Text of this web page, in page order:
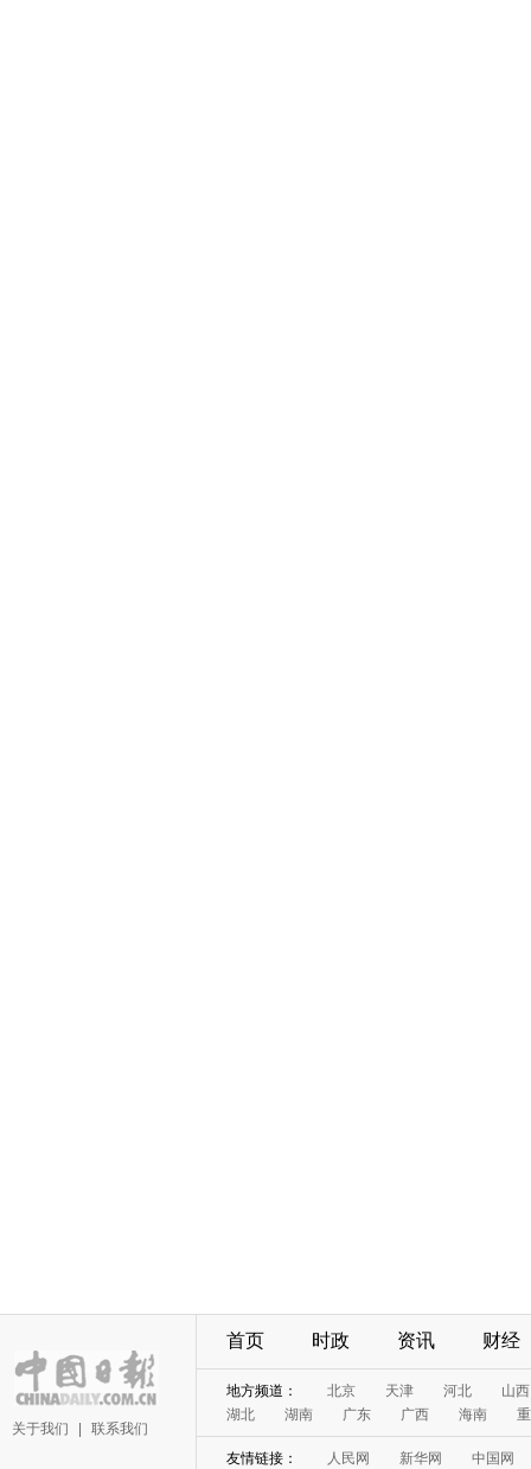
关于我们 联系我们
首页 时政 资讯 财经
地方频道： 北京 天津 河北
山西
湖北
湖南 广东 广西 海南
友情链接： 人民网 新华网
中国网